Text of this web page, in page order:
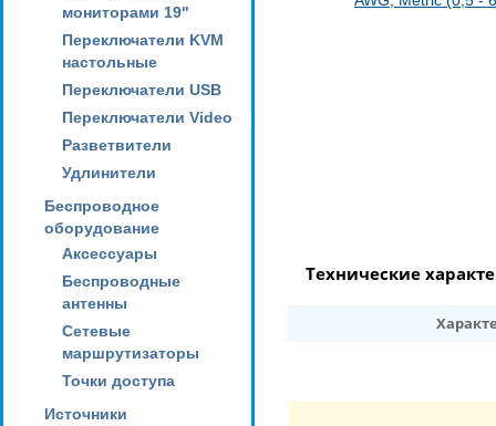
мониторами 19"
Переключатели KVM
настольные
Переключатели USB
Переключатели Video
Разветвители
Удлинители
Беспроводное
оборудование
Аксессуары
Беспроводные
антенны
Сетевые
маршрутизаторы
Точки доступа
Источники
Технические